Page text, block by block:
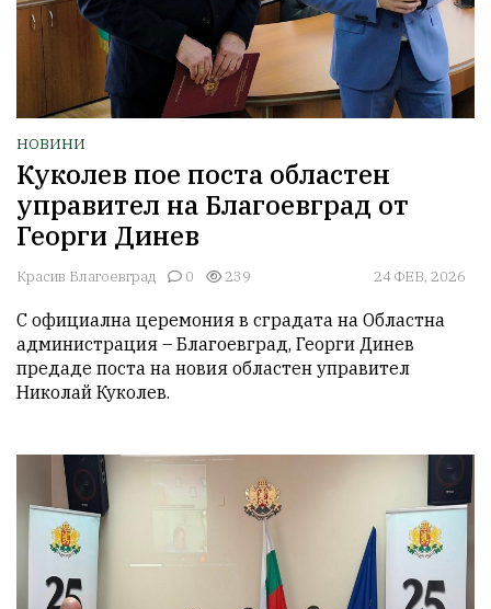
НОВИНИ
Куколев пое поста областен
управител на Благоевград от
Георги Динев
Красив Благоевград 0 239 24 ФЕВ, 2026
С официална церемония в сградата на Областна
администрация – Благоевград, Георги Динев
предаде поста на новия областен управител
Николай Куколев.